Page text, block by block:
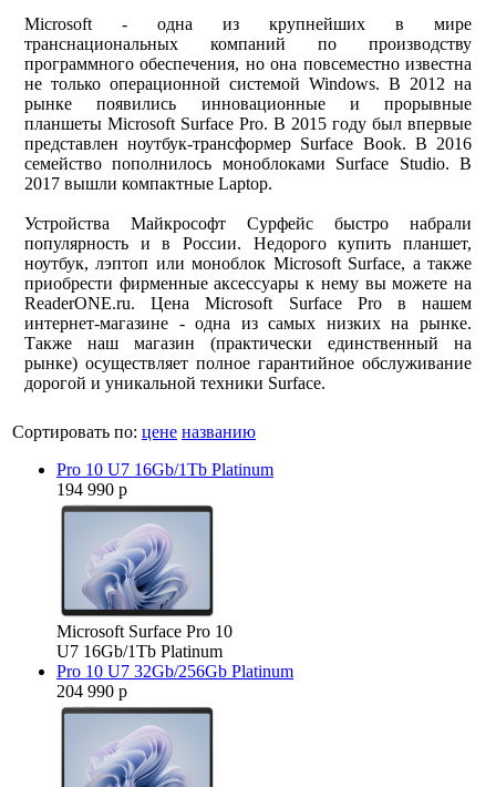
Microsoft - одна из крупнейших в мире
транснациональных компаний по производству
программного обеспечения, но она повсеместно известна
не только операционной системой Windows. В 2012 на
рынке появились инновационные и прорывные
планшеты Microsoft Surface Pro. В 2015 году был впервые
представлен ноутбук-трансформер Surface Book. В 2016
семейство пополнилось моноблоками Surface Studio. В
2017 вышли компактные Laptop.
Устройства Майкрософт Сурфейс быстро набрали
популярность и в России. Недорого купить планшет,
ноутбук, лэптоп или моноблок Microsoft Surface, а также
приобрести фирменные аксессуары к нему вы можете на
ReaderONE.ru. Цена Microsoft Surface Pro в нашем
интернет-магазине - одна из самых низких на рынке.
Также наш магазин (практически единственный на
рынке) осуществляет полное гарантийное обслуживание
дорогой и уникальной техники Surface.
Сортировать по: цене названию
Pro 10 U7 16Gb/1Tb Platinum
194 990 р
Microsoft Surface Pro 10
U7 16Gb/1Tb Platinum
Pro 10 U7 32Gb/256Gb Platinum
204 990 р